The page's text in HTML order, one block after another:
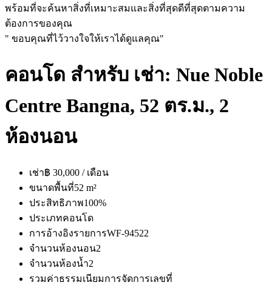
พร้อมที่จะค้นหาสิ่งที่เหมาะสมและสิ่งที่สุดดีที่สุดตามความ
ต้องการของคุณ
" ขอบคุณที่ไว้วางใจให้เราได้ดูแลคุณ"
คอนโด สำหรับ เช่า: Nue Noble
Centre Bangna, 52 ตร.ม., 2
ห้องนอน
เช่า฿ 30,000 / เดือน
ขนาดพื้นที่52 m²
ประสิทธิภาพ100%
ประเภทคอนโด
การอ้างอิงรายการWF-94522
จำนวนห้องนอน2
จำนวนห้องน้ำ2
รวมค่าธรรมเนียมการจัดการเลขที่